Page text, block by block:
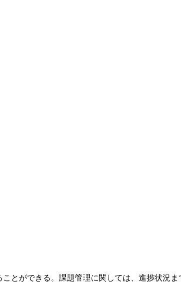
とができる。課題管理に関しては、進捗状況ま